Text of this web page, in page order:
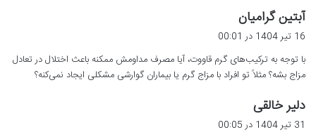
آبتین گرامیان
ف
:
16 تیر 1404 در 00:01
با توجه به ترکیب‌های گرم قاووت، آیا مصرف مداومش ممکنه باعث اختلال در تعادل
مزاج بشه؟ مثلاً تو افراد با مزاج گرم یا بیماران گوارشی مشکلی ایجاد نمی‌کنه؟
دلیر خالقی
31 تیر 1404 در 00:05